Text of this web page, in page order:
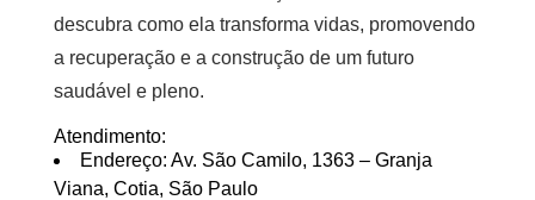
descubra como ela transforma vidas, promovendo
a recuperação e a construção de um futuro
saudável e pleno.
Atendimento:
Endereço: Av. São Camilo, 1363 – Granja
Viana, Cotia, São Paulo